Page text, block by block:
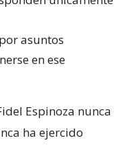
asuntos
en ese
Espinoza nunca
ha ejercido